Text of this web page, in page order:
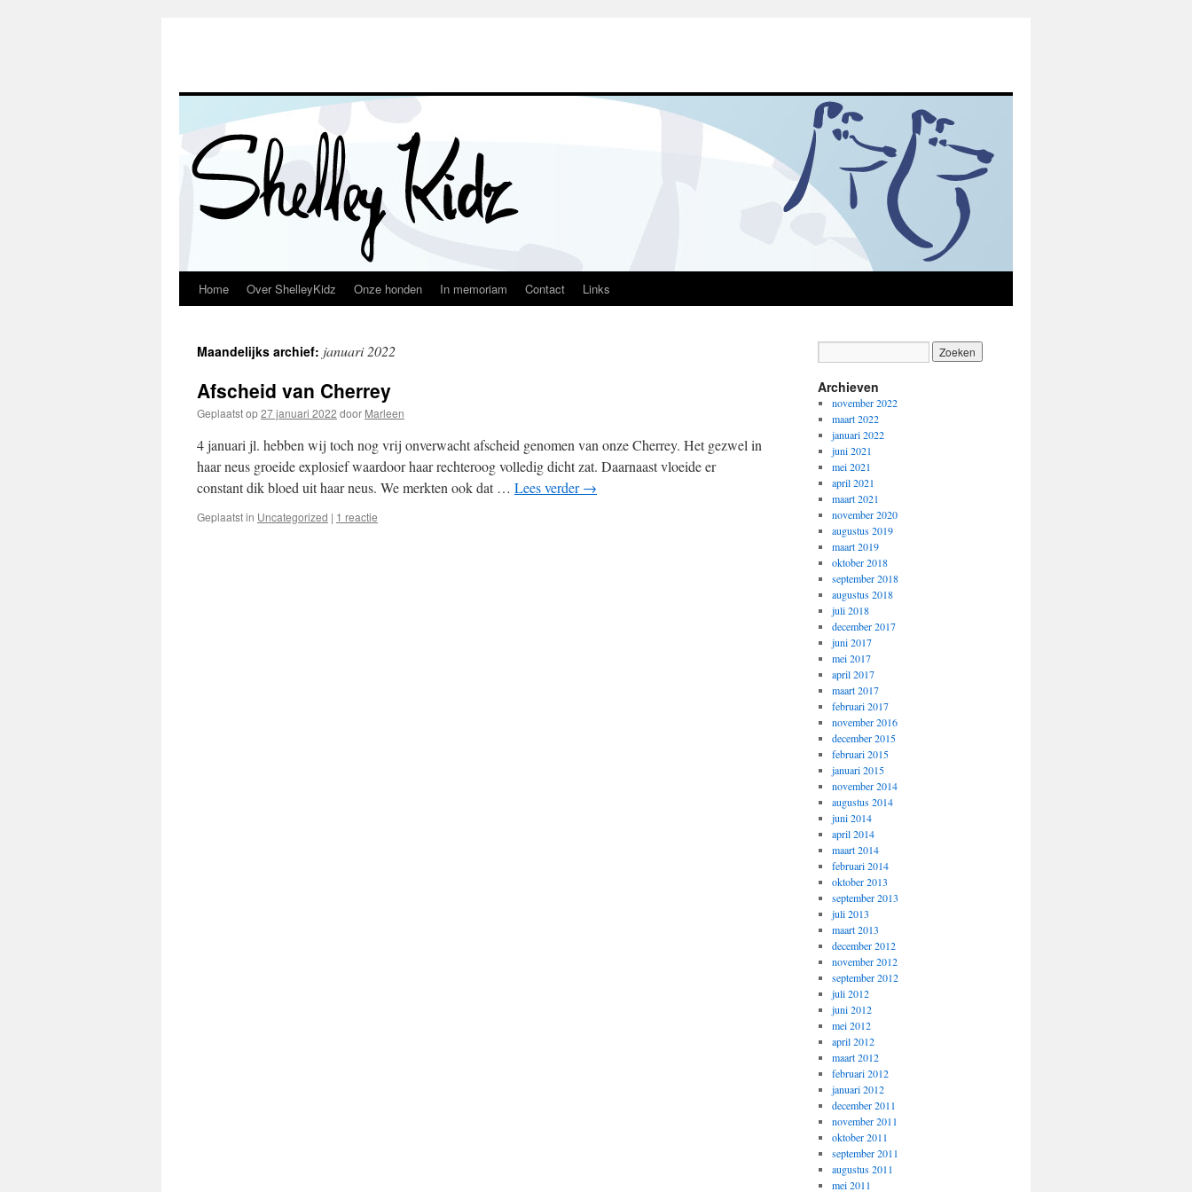
Spring
inhoud
Home Over ShelleyKidz Onze honden In memoriam Contact Links
Maandelijks archief: januari 2022
Afscheid van Cherrey
Geplaatst op27 januari 2022 door Marleen
4 januari jl. hebben wij toch nog vrij onverwacht afscheid genomen van onze Cherrey. Het gezwel in
haar neus groeide explosief waardoor haar rechteroog volledig dicht zat. Daarnaast vloeide er
constant dik bloed uit haar neus. We merkten ook dat … Lees verder→
Geplaatst in Uncategorized | 1 reactie
Archieven
november 2022
maart 2022
januari 2022
juni 2021
mei 2021
april 2021
maart 2021
november 2020
augustus 2019
maart 2019
oktober 2018
september 2018
augustus 2018
juli 2018
december 2017
juni 2017
mei 2017
april 2017
maart 2017
februari 2017
november 2016
december 2015
februari 2015
januari 2015
november 2014
augustus 2014
juni 2014
april 2014
maart 2014
februari 2014
oktober 2013
september 2013
juli 2013
maart 2013
december 2012
november 2012
september 2012
juli 2012
juni 2012
mei 2012
april 2012
maart 2012
februari 2012
januari 2012
december 2011
november 2011
oktober 2011
september 2011
augustus 2011
mei 2011